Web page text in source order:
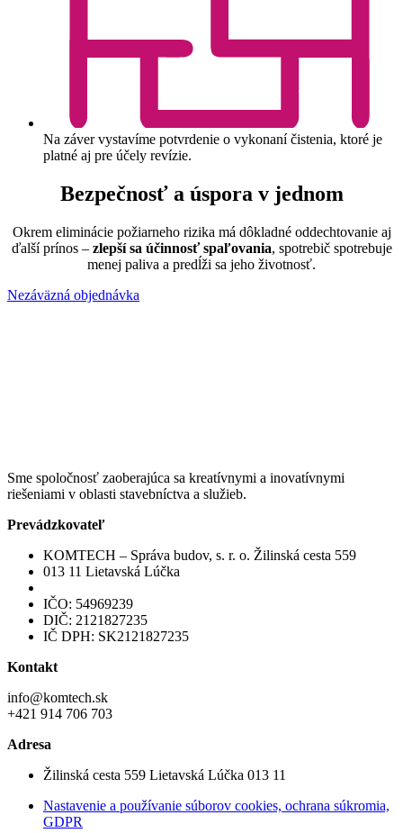
Na záver vystavíme potvrdenie o vykonaní čistenia, ktoré je
platné aj pre účely revízie.
Bezpečnosť a úspora v jednom
Okrem eliminácie požiarneho rizika má dôkladné oddechtovanie aj
ďalší prínos – zlepší sa účinnosť spaľovania, spotrebič spotrebuje
menej paliva a predĺži sa jeho životnosť.
Nezáväzná objednávka
Sme spoločnosť zaoberajúca sa kreatívnymi a inovatívnymi
riešeniami v oblasti stavebníctva a služieb.
Prevádzkovateľ
KOMTECH – Správa budov, s. r. o. Žilinská cesta 559
013 11 Lietavská Lúčka
IČO: 54969239
DIČ: 2121827235
IČ DPH: SK2121827235
Kontakt
info@komtech.sk
+421 914 706 703
Adresa
Žilinská cesta 559 Lietavská Lúčka 013 11
Nastavenie a používanie súborov cookies, ochrana súkromia,
GDPR